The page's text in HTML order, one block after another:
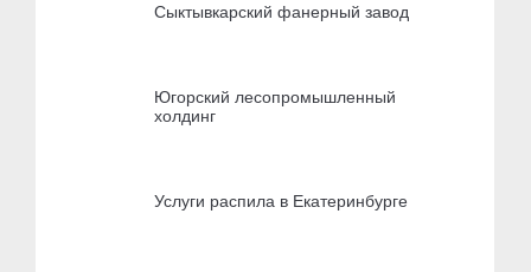
Сыктывкарский фанерный завод
Югорский лесопромышленный
холдинг
Услуги распила в Екатеринбурге